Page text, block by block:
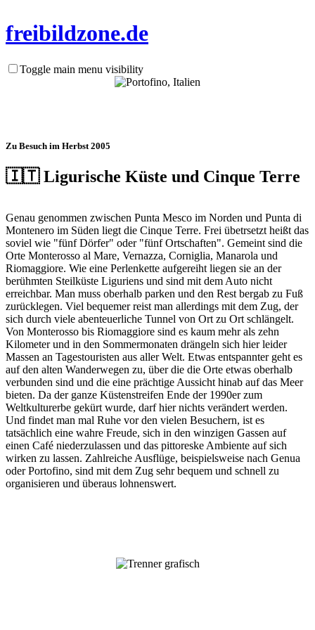
freibildzone.de
Toggle main menu visibility
Zu Besuch im Herbst 2005
🇮🇹 Ligurische Küste und Cinque Terre
Genau genommen zwischen Punta Mesco im Norden und Punta di
Montenero im Süden liegt die Cinque Terre. Frei übetrsetzt heißt das
soviel wie "fünf Dörfer" oder "fünf Ortschaften". Gemeint sind die
Orte Monterosso al Mare, Vernazza, Corniglia, Manarola und
Riomaggiore. Wie eine Perlenkette aufgereiht liegen sie an der
berühmten Steilküste Liguriens und sind mit dem Auto nicht
erreichbar. Man muss oberhalb parken und den Rest bergab zu Fuß
zurücklegen. Viel bequemer reist man allerdings mit dem Zug, der
sich durch viele abenteuerliche Tunnel von Ort zu Ort schlängelt.
Von Monterosso bis Riomaggiore sind es kaum mehr als zehn
Kilometer und in den Sommermonaten drängeln sich hier leider
Massen an Tagestouristen aus aller Welt. Etwas entspannter geht es
auf den alten Wanderwegen zu, über die die Orte etwas oberhalb
verbunden sind und die eine prächtige Aussicht hinab auf das Meer
bieten. Da der ganze Küstenstreifen Ende der 1990er zum
Weltkulturerbe gekürt wurde, darf hier nichts verändert werden.
Und findet man mal Ruhe vor den vielen Besuchern, ist es
tatsächlich eine wahre Freude, sich in den winzigen Gassen auf
einen Café niederzulassen und das pittoreske Ambiente auf sich
wirken zu lassen. Zahlreiche Ausflüge, beispielsweise nach Genua
oder Portofino, sind mit dem Zug sehr bequem und schnell zu
organisieren und überaus lohnenswert.